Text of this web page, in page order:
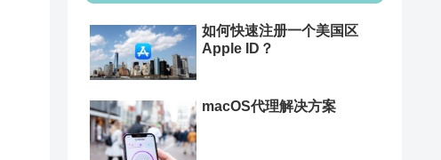
如何快速注册一个美国区
Apple ID？
macOS代理解决方案